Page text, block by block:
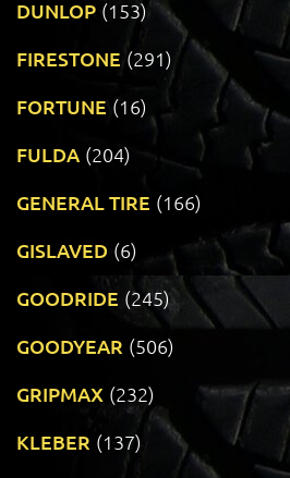
DUNLOP (153)
FIRESTONE (291)
FORTUNE (16)
FULDA (204)
GENERAL TIRE (166)
GISLAVED (6)
GOODRIDE (245)
GOODYEAR (506)
GRIPMAX (232)
KLEBER (137)